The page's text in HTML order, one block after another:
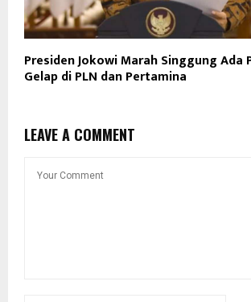
Presiden Jokowi Marah Singgung Ada
Gelap di PLN dan Pertamina
LEAVE A COMMENT